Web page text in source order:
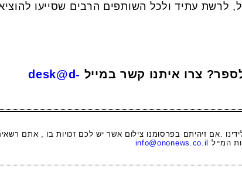
לרשת עתיד ולכל השותפים הרבים שסייעו
צרו איתנו קשר במייל desk@d-
.אם זיהיתם בפרסומנו צילום אשר יש לכם זכויות בו , אתם
המייל
info@ononews.co.il